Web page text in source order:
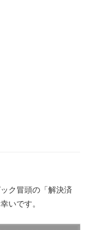
ク冒頭の「解決済
いです。